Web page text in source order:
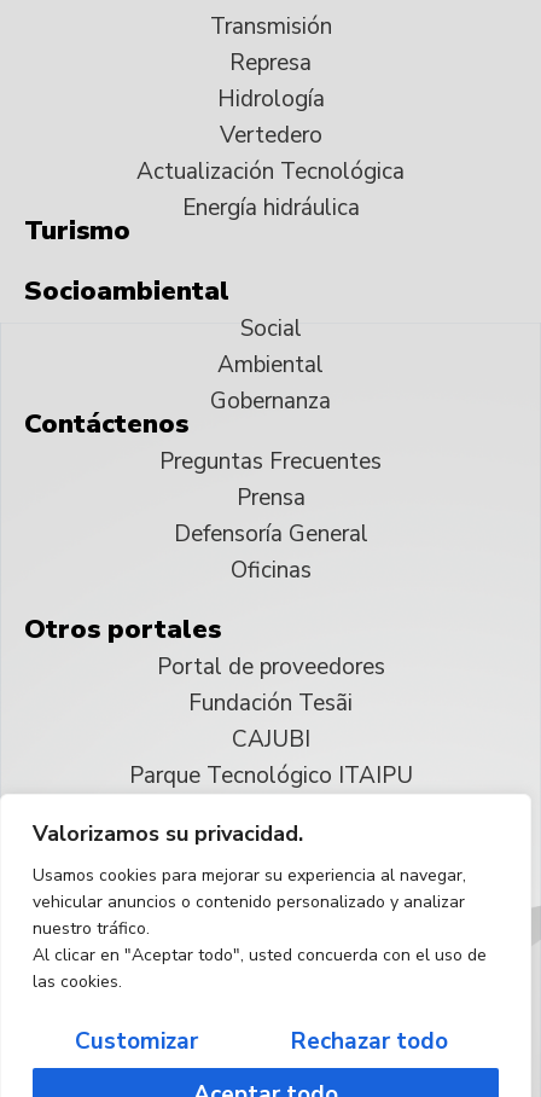
Valorizamos su privacidad.
Usamos cookies para mejorar su experiencia al navegar,
vehicular anuncios o contenido personalizado y analizar
nuestro tráfico.
Al clicar en "Aceptar todo", usted concuerda con el uso de
las cookies.
Customizar
Rechazar todo
Transmisión
Represa
Hidrología
Vertedero
Actualización Tecnológica
Energía hidráulica
Turismo
Socioambiental
Social
Ambiental
Gobernanza
Contáctenos
Preguntas Frecuentes
Prensa
Defensoría General
Oficinas
Otros portales
Portal de proveedores
Fundación Tesãi
CAJUBI
Parque Tecnológico ITAIPU
Reservados todos los derechos
Español